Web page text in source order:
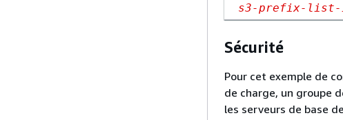
s3-prefix-
Sécurité
Pour cet exemple de
de charge, un groupe
les serveurs de base